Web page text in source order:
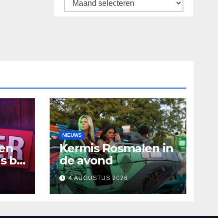
bij
NIEUWS
Kermis Rosmalen in
de avond
4 AUGUSTUS 2026